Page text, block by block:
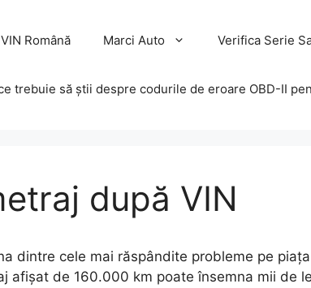
Română Marci Auto Verifica Serie
trebuie să știi despre codurile de eroare OBD-II
după VIN
dintre cele mai răspândite probleme pe
afișat de 160.000 km poate însemna mii de